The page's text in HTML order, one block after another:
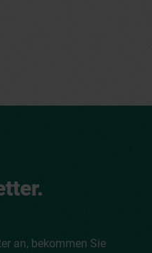
an, bekommen Sie